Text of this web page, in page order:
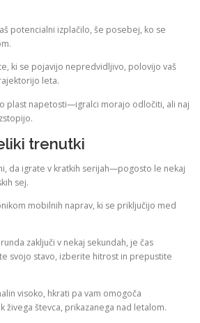
potencialni izplačilo, še posebej, ko se
ki se pojavijo nepredvidljivo, polovijo vaš
leta.
plast napetosti—igralci morajo odločiti, ali naj
trenutki
da igrate v kratkih serijah—pogosto le nekaj
sej.
mobilnih naprav, ki se priključijo med
zaključi v nekaj sekundah, je čas
svojo stavo, izberite hitrost in prepustite
visoko, hkrati pa vam omogoča
živega števca, prikazanega nad letalom.